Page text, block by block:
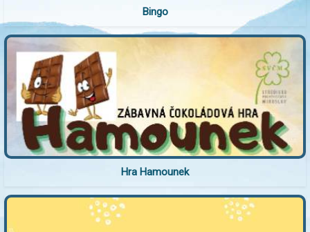
Bingo
Hra Hamounek